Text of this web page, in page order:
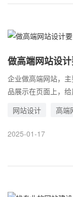
得多，最起码优势
做高端网站设
企业做高端网站，
品展示在页面上，
要是希望能够通过
客户更清楚的了解
网站设计 高端
2025-01-17